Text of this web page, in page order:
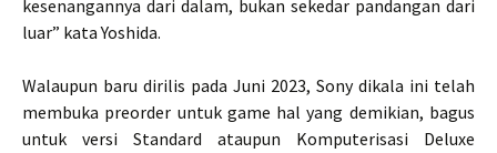
kesenangannya dari dalam, bukan sekedar pandangan dari
luar” kata Yoshida.
Walaupun baru dirilis pada Juni 2023, Sony dikala ini telah
membuka preorder untuk game hal yang demikian, bagus
untuk versi Standard ataupun Komputerisasi Deluxe